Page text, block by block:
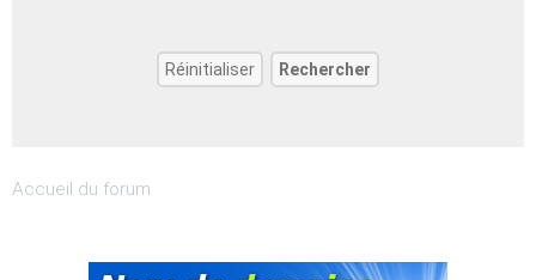
Accueil du forum